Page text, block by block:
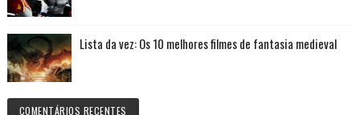
Lista da vez: Os 10 melhores filmes de fantasia medieval
COMENTÁRIOS RECENTES